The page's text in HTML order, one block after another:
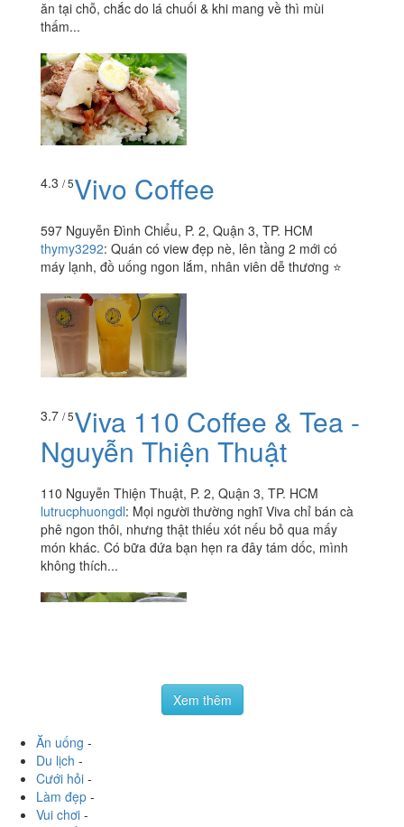
ăn tại chỗ, chắc do lá chuối & khi mang về thì mùi
thấm...
4.3 / 5Vivo Coffee
597 Nguyễn Đình Chiểu, P. 2, Quận 3, TP. HCM
thymy3292: Quán có view đẹp nè, lên tầng 2 mới có
máy lạnh, đồ uống ngon lắm, nhân viên dễ thương ⭐️
3.7 / 5Viva 110 Coffee & Tea -
Nguyễn Thiện Thuật
110 Nguyễn Thiện Thuật, P. 2, Quận 3, TP. HCM
lutrucphuongdl: Mọi người thường nghĩ Viva chỉ bán cà
phê ngon thôi, nhưng thật thiếu xót nếu bỏ qua mấy
món khác. Có bữa đứa bạn hẹn ra đây tám dốc, mình
không thích...
Xem thêm
Ăn uống -
Du lịch -
Cưới hỏi -
Làm đẹp -
Vui chơi -